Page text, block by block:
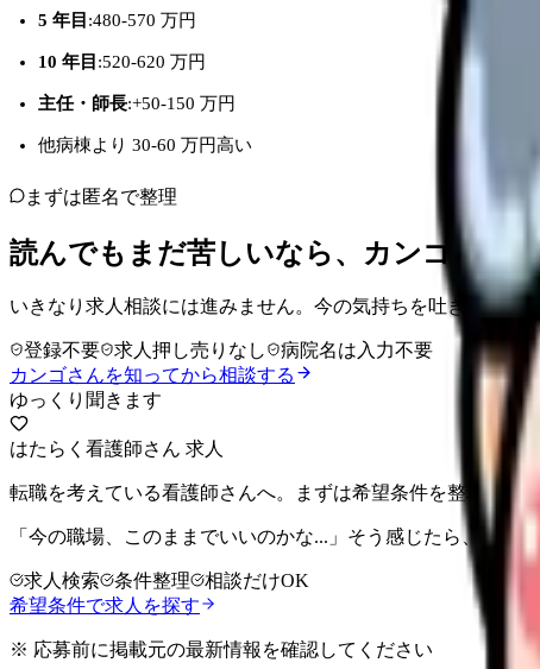
5 年目 :480-570 万円
10 年目 :520-620 万円
主任・師長:+50-150 万円
他病棟より 30-60 万円高い
まずは匿名で整理
読んでもまだ苦しいなら、カンゴさん
いきなり求人相談には進みません。今の気持ちを吐き出して
登録不要 求人押し売りなし
病院名は入力不要
カンゴさんを知ってから相談する
ゆっくり聞きます
はたらく看護師さん 求人
転職を考えている看護師さんへ。まずは希望条件を整理して
「今の職場、このままでいいのかな...」そう感じたら、求
求人検索 条件整理
相談だけOK
希望条件で求人を探す
※ 応募前に掲載元の最新情報を確認してください